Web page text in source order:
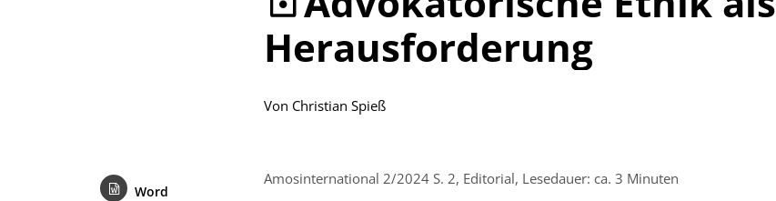
Herausforderung
Von Christian Spieß
Amosinternational 2/2024 S. 2, Editorial, Lesedauer: ca. 3 Minuten
Word